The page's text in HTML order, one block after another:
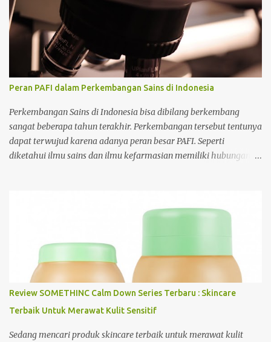
mengimbangi zaman yang serba modern. Lantas mengapa masa
depan kriptologi begitu menjanjikan? Untuk selengkapnya
perhatikan ulasan berikut. Alasan mengapa kriptologi sangat
menjanjikan di masa depan Ada beberapa alasan yang mendasari
mengapa kriptologi menjanjikan di masa depan yang perlu
diketahui. Adapun alasan selengkapnya sebagai berikut. 1.
Mengikuti perkembangan zaman Alasan mengapa kriptologi
sangat menjanjikan di masa depan karena kriptologi merupakan
ilmu yang mengikuti perkembangan zaman. Seperti diketahui,
saat ini merupakan zaman digital yang memung...
Peran PAFI dalam Perkembangan Sains di Indonesia
Perkembangan Sains di Indonesia bisa dibilang berkembang
sangat beberapa tahun terakhir. Perkembangan tersebut tentunya
dapat terwujud karena adanya peran besar PAFI. Seperti
diketahui ilmu sains dan ilmu kefarmasian memiliki hubungan
sehingga sains di Indonesia dapat berkembang? Untuk
bagi praktisi dan akademisi di dunia farmasi Perkembangan sains
di Indonesia tentunya tidak langsung berkembang secara cepat.
Perkembangan tersebut dipengaruhi oleh beberapa faktor, salah
satunya terbentuknya organisasi PAFI. Pada awal terbentuknya
para asisten apoteker. Namun seiring berjalannya waktu, PAFI
mengalami evolusi yang cepat sehingga berubah menjadi
Review SOMETHINC Calm Down Series Terbaru : Skincare
Terbaik Untuk Merawat Kulit Sensitif
Sedang mencari produk skincare terbaik untuk merawat kulit